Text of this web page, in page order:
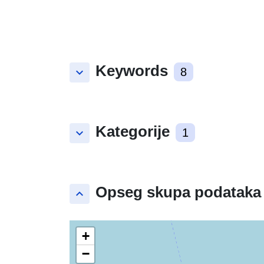
keyboard_arrow_down Keywords 8
keyboard_arrow_down Kategorije 1
keyboard_arrow_up Opseg skupa podataka
+
−